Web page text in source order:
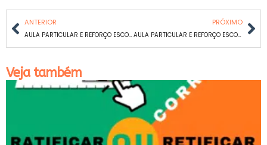
ANTERIOR
AULA PARTICULAR E REFORÇO ESCOLAR DE MATEMÁTICA E PORTUGUÊS EM SANTA TEREZINHA
PRÓXIMO
AULA PARTICULAR E REFORÇO ESCOLAR DE MATEMÁTICA E PORTUGUÊS EM SANTA CRUZ
Veja também